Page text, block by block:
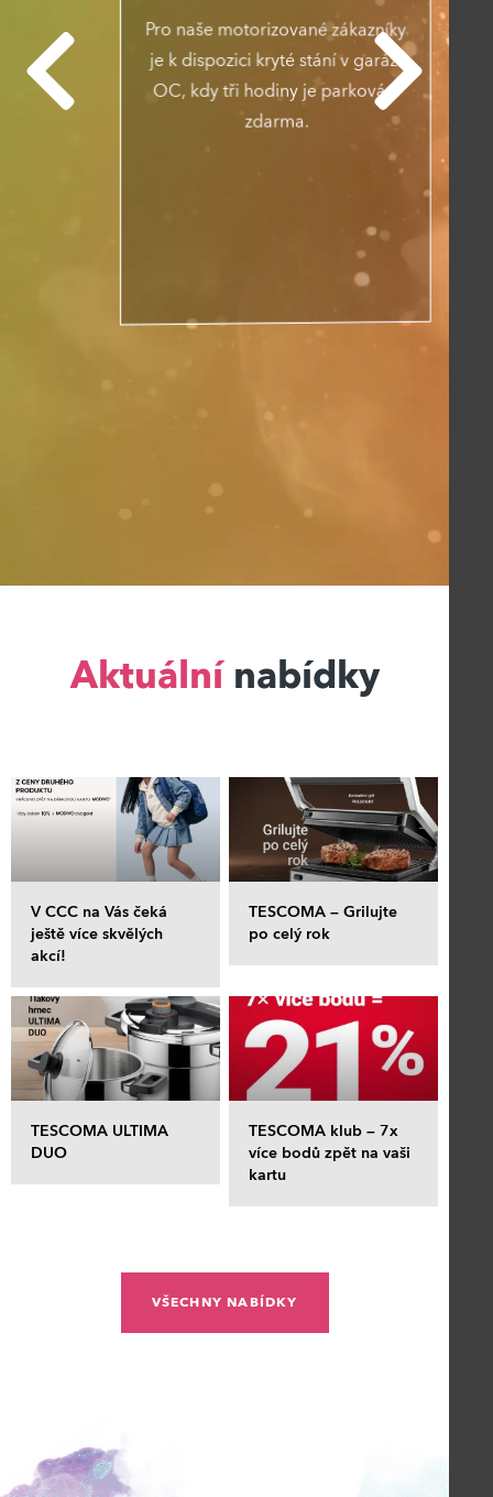
Pro naše motorizované zákazníky
je k dispozici kryté stání v garáži
OC, kdy tři hodiny je parkování
zdarma.
Aktuálnínabídky
V CCC na Vás čeká
ještě více skvělých
akcí!
TESCOMA – Grilujte
po celý rok
TESCOMA ULTIMA
DUO
TESCOMA klub – 7x
více bodů zpět na vaši
kartu
VŠECHNY NABÍDKY